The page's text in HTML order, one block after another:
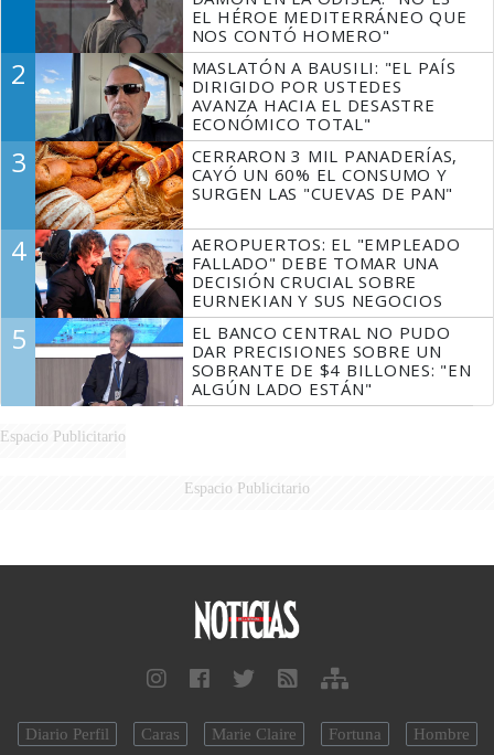
EL HÉROE MEDITERRÁNEO QUE
NOS CONTÓ HOMERO"
2
MASLATÓN A BAUSILI: "EL PAÍS
DIRIGIDO POR USTEDES
AVANZA HACIA EL DESASTRE
ECONÓMICO TOTAL"
3
CERRARON 3 MIL PANADERÍAS,
CAYÓ UN 60% EL CONSUMO Y
SURGEN LAS "CUEVAS DE PAN"
4
AEROPUERTOS: EL "EMPLEADO
FALLADO" DEBE TOMAR UNA
DECISIÓN CRUCIAL SOBRE
EURNEKIAN Y SUS NEGOCIOS
5
EL BANCO CENTRAL NO PUDO
DAR PRECISIONES SOBRE UN
SOBRANTE DE $4 BILLONES: "EN
ALGÚN LADO ESTÁN"
Espacio Publicitario
Espacio Publicitario
Diario Perfil Caras Marie Claire Fortuna Hombre